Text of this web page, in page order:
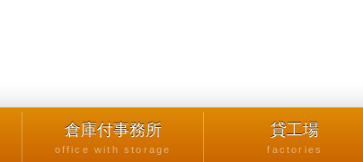
倉庫付事務所
office with storage
貸工場
factories